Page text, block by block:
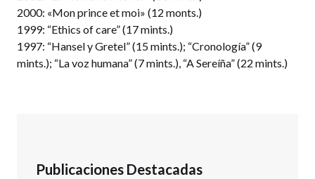
2000: «Mon prince et moi» (12 monts.)
1999: “Ethics of care” (17 mints.)
1997: “Hansel y Gretel” (15 mints.); “Cronología” (9
mints.); “La voz humana” (7 mints.), “A Sereíña” (22 mints.)
Publicaciones Destacadas